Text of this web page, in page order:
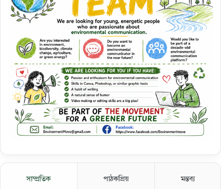
সাম্প্রতিক পাঠকপ্রিয় মন্তব্য